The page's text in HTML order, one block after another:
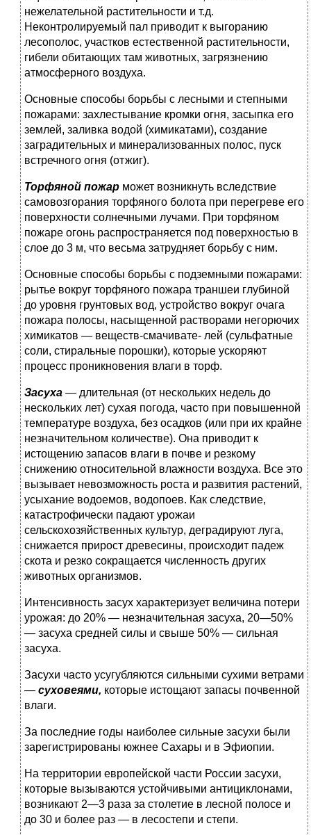
нежелательной расти­тельности и т.д.
Неконтролируемый пал приводит к выгоранию
лесополос, участков естественной растительности,
гибели оби­тающих там животных, загрязнению
атмосферного воздуха.
Основные способы борьбы с лесными и степными
пожара­ми: захлестывание кромки огня, засыпка его
землей, заливка водой (химикатами), создание
заградительных и минерализо­ванных полос, пуск
встречного огня (отжиг).
Торфяной пожар может возникнуть вследствие
самовозго­рания торфяного болота при перегреве его
поверхности сол­нечными лучами. При торфяном
пожаре огонь распространя­ется под поверхностью в
слое до 3 м, что весьма затрудняет борьбу с ним.
Основные способы борьбы с подземными пожарами:
рытье вокруг торфяного пожара траншеи глубиной
до уровня грун­товых вод, устройство вокруг очага
пожара полосы, насыщен­ной растворами негорючих
химикатов — веществ-смачивате- лей (сульфатные
соли, стиральные порошки), которые уско­ряют
процесс проникновения влаги в торф.
Засуха — длительная (от нескольких недель до
нескольких лет) сухая погода, часто при повышенной
температуре возду­ха, без осадков (или при их крайне
незначительном количе­стве). Она приводит к
истощению запасов влаги в почве и резкому
снижению относительной влажности воздуха. Все это
вызывает невозможность роста и развития растений,
усыха­ние водоемов, водопоев. Как следствие,
катастрофически па­дают урожаи
сельскохозяйственных культур, деградируют луга,
снижается прирост древесины, происходит падеж
скота и рез­ко сокращается численность других
животных организмов.
Интенсивность засух характеризует величина потери
уро­жая: до 20% — незначительная засуха, 20—50%
— засуха сред­ней силы и свыше 50% — сильная
засуха.
Засухи часто усугубляются сильными сухими ветрами
— суховеями, которые истощают запасы почвенной
влаги.
За последние годы наиболее сильные засухи были
зарегис­трированы южнее Сахары и в Эфиопии.
На территории европейской части России засухи,
которые вызываются устойчивыми антициклонами,
возникают 2—3 раза за столетие в лесной полосе и
до 30 и более раз — в лесостепи и степи.